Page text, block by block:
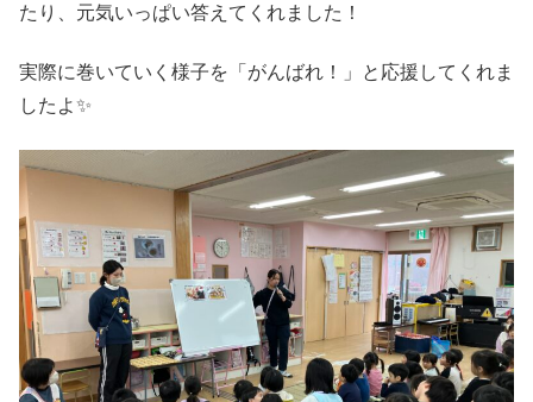
たり、元気いっぱい答えてくれました！
実際に巻いていく様子を「がんばれ！」と応援してくれま
したよ✨